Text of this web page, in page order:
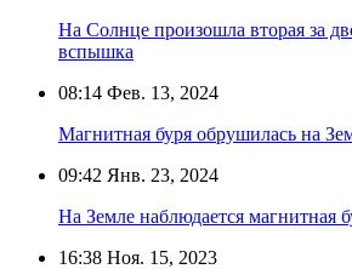
На Солнце произошла вторая за
вспышка
08:14 Фев. 13, 2024
Магнитная буря обрушилась на
09:42 Янв. 23, 2024
На Земле наблюдается магнитная
16:38 Ноя. 15, 2023